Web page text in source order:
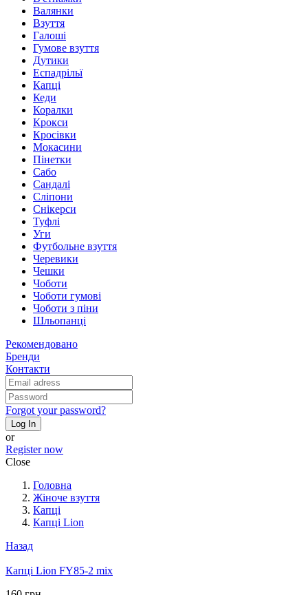
Валянки
Взуття
Галоші
Гумове взуття
Дутики
Еспадрільї
Капці
Кеди
Коралки
Крокси
Кросівки
Мокасини
Пінетки
Сабо
Сандалі
Сліпони
Снікерси
Туфлі
Уги
Футбольне взуття
Черевики
Чешки
Чоботи
Чоботи гумові
Чоботи з піни
Шльопанці
Рекомендовано
Бренди
Контакти
Forgot your password?
Log In
or
Register now
Close
Головна
Жіноче взуття
Капці
Капці Lion
Назад
Капці Lion FY85-2 mix